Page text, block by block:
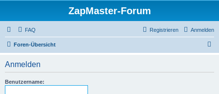
ZapMaster-Forum
FAQ Anmelden
Registrieren
Foren-Übersicht
Anmelden
Benutzername: